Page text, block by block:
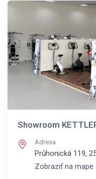
Showroom
Adresa
Průhonická 119,
Zobraziť na mape